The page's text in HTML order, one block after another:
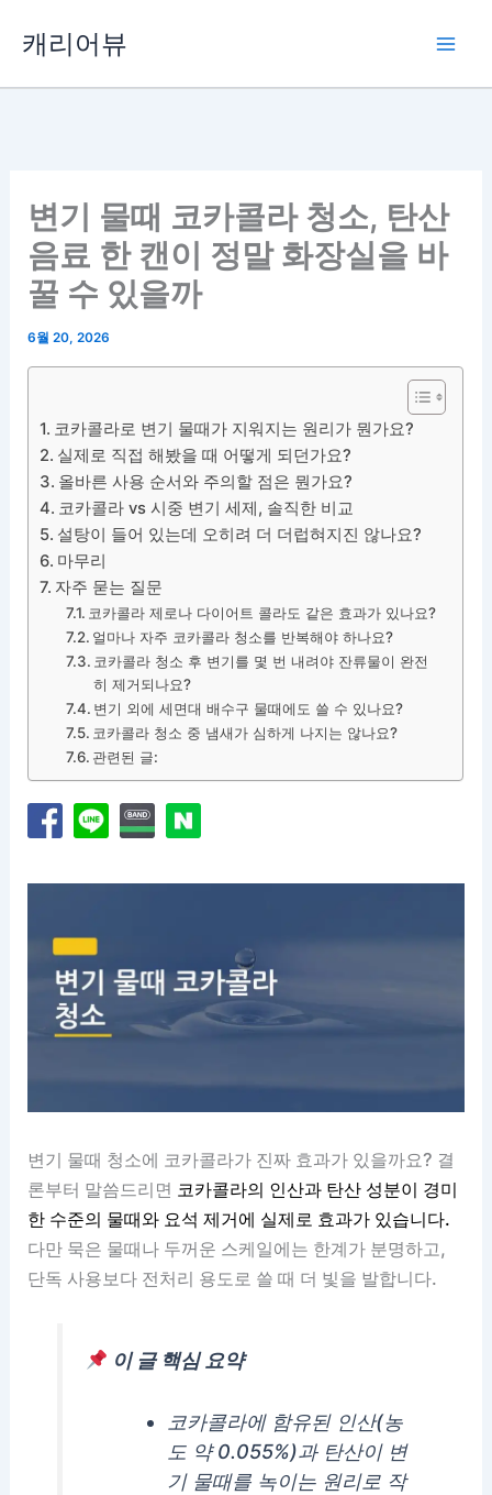
캐리어뷰
변기 물때 코카콜라 청소, 탄산
음료 한 캔이 정말 화장실을 바
꿀 수 있을까
6월 20, 2026
코카콜라로 변기 물때가 지워지는 원리가 뭔가요?
실제로 직접 해봤을 때 어떻게 되던가요?
올바른 사용 순서와 주의할 점은 뭔가요?
코카콜라 vs 시중 변기 세제, 솔직한 비교
설탕이 들어 있는데 오히려 더 더럽혀지진 않나요?
마무리
자주 묻는 질문
코카콜라 제로나 다이어트 콜라도 같은 효과가 있나요?
얼마나 자주 코카콜라 청소를 반복해야 하나요?
코카콜라 청소 후 변기를 몇 번 내려야 잔류물이 완전
히 제거되나요?
변기 외에 세면대 배수구 물때에도 쓸 수 있나요?
코카콜라 청소 중 냄새가 심하게 나지는 않나요?
관련된 글:
변기 물때 청소에 코카콜라가 진짜 효과가 있을까요? 결
론부터 말씀드리면 코카콜라의 인산과 탄산 성분이 경미
한 수준의 물때와 요석 제거에 실제로 효과가 있습니다.
다만 묵은 물때나 두꺼운 스케일에는 한계가 분명하고,
단독 사용보다 전처리 용도로 쓸 때 더 빛을 발합니다.
이 글 핵심 요약
코카콜라에 함유된 인산(농
도 약 0.055%)과 탄산이 변
기 물때를 녹이는 원리로 작